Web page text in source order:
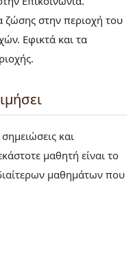
ζώσης στην περιοχή του
Εφικτά και τα
και
μαθητή είναι το
μαθημάτων που